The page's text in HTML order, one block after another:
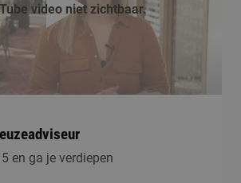
afspelen
video niet zichtbaar.
en ga je verdiepen